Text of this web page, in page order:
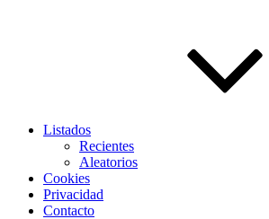
Listados
Recientes
Aleatorios
Cookies
Privacidad
Contacto